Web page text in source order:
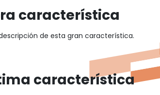
característica
de esta gran característica.
característica